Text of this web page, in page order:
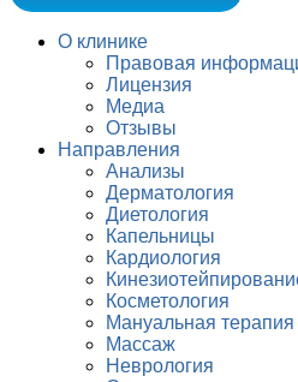
О клинике
Правовая
Лицензия
Медиа
Отзывы
Направления
Анализы
Дерматология
Диетология
Капельницы
Кардиология
Косметология
Мануальная терапия
Массаж
Неврология